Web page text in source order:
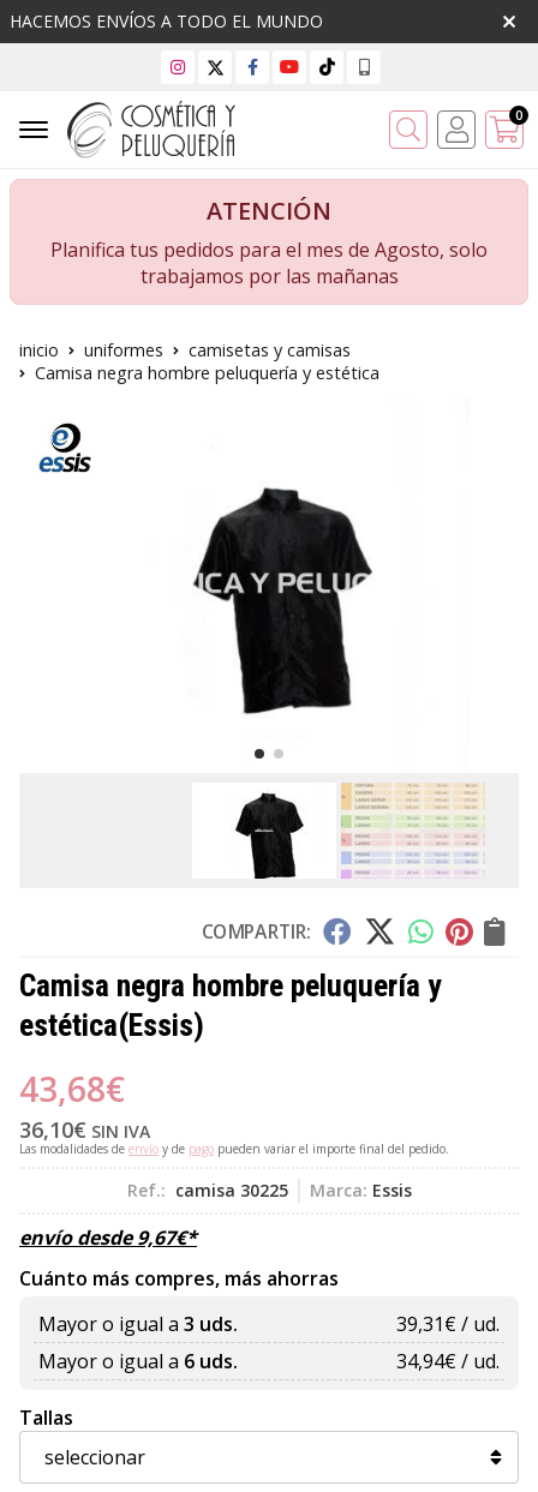
HACEMOS ENVÍOS A TODO EL MUNDO
Buscar 0
ATENCIÓN
Planifica tus pedidos para el mes de Agosto, solo
trabajamos por las mañanas
inicio uniformes
camisetas y camisas
Camisa negra hombre peluquería y estética
COMPARTIR:
Camisa negra hombre peluquería y
estética(Essis)
43,68€
36,10€ SIN IVA
Las modalidades de envío y de pago pueden variar el importe final del pedido.
Ref.: camisa 30225 Marca: Essis
envío desde9,67€*
Cuánto más compres, más ahorras
Mayor o igual a 3 uds. 39,31€ / ud.
Mayor o igual a 6 uds. 34,94€ / ud.
Tallas